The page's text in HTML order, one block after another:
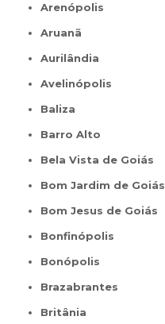
Arenópolis
Aruanã
Aurilândia
Avelinópolis
Baliza
Barro Alto
Bela Vista de Goiás
Bom Jardim de Goiás
Bom Jesus de Goiás
Bonfinópolis
Bonópolis
Brazabrantes
Britânia